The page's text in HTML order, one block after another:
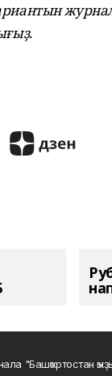
"Башҡортостан